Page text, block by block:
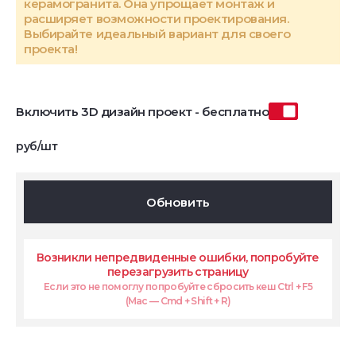
керамогранита. Она упрощает монтаж и
расширяет возможности проектирования.
Выбирайте идеальный вариант для своего
проекта!
Включить 3D дизайн проект - бесплатно
руб/шт
Обновить
Возникли непредвиденные ошибки, попробуйте
перезагрузить страницу
Если это не помоглу попробуйте сбросить кеш Ctrl + F5
(Mac — Cmd + Shift + R)